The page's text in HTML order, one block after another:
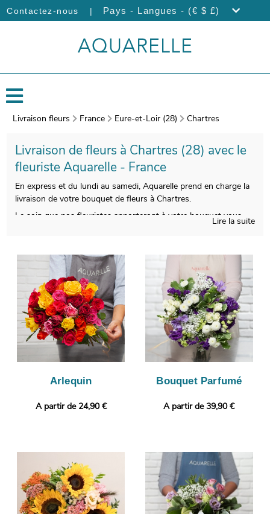
Contactez-nous | Pays - Langues - (€ $ £)
Livraison fleurs France Eure-et-Loir (28) Chartres
Livraison de fleurs à Chartres (28) avec le
fleuriste Aquarelle - France
En express et du lundi au samedi, Aquarelle prend en charge la
livraison de votre bouquet de fleurs à Chartres.
Le soin que nos fleuristes apporteront à votre bouquet vous
porte-bouquet de transport viendra envelopper votre
composition florale. Àvant l’envoi, votre bouquet sera
photographié. Vous pourrez visualiser le style de votre bouquet,
puisque l’objectif de cette photo est de vous la montrer. C’est
alors qu’aura lieu sa livraison à Chartres. Personnalisez votre
cadeau en ajoutant gratuitement une photo ou un message
personnalisé.
Lire la suite
Arlequin
A partir de 24,90 €
Bouquet Parfumé
A partir de 39,90 €